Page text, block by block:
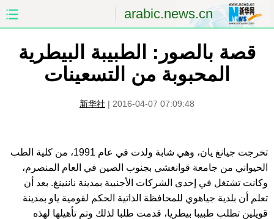
arabic.news.cn
الصفحة الأولى
الشرق الأوسط العالم
الاقتصاد
الرياضة السياحة والبيئة
مؤتمر صحفى للخارجية الصور
قصة بالصور: الطبيبة البيطرية
المحبوبة من التسعينات
新华社 | 2016-04-07 07:09:48
تخرجت جيانغ يان، وهي شابة ولدت في عام 1991، من كلية الطب
الحيواني من جامعة قوانغشي بجنوب الصين في العام المنصرم،
وكانت تشتغل في إحدى الشركات الأجنبية بمدينة ناننينغ. بعد أن
تعلم أن بلدية جياهوي للمحافظة الذاتية الحكم لقومية ياو بمدينة
قويلين تطلب طبيبا بيطريا، قدمت طلبا لذلك وتم تأهيلها لهذه